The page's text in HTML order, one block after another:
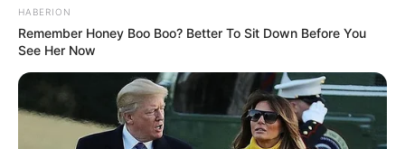
Passo a passo
HABERION
Remember Honey Boo Boo? Better To Sit Down Before You
See Her Now